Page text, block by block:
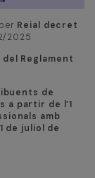
Reial decret
2025
Reglament
de
a partir de l’1
amb
de juliol de